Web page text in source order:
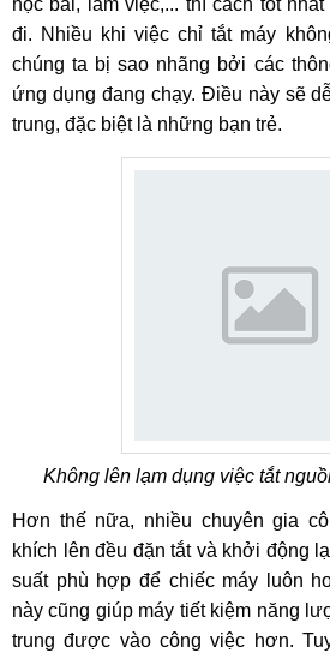
học bài, làm việc,... thì cách tốt
đi. Nhiều khi việc chỉ tắt máy
chúng ta bị sao nhãng bởi các
ứng dụng đang chạy. Điều này sẽ
trung, đặc biệt là những bạn trẻ.
Không lên lạm dụng việc tắt
Hơn thế nữa, nhiều chuyên gia
khích lên đều đặn tắt và khởi động
suất phù hợp để chiếc máy luôn
này cũng giúp máy tiết kiệm năng
trung được vào công việc hơn.